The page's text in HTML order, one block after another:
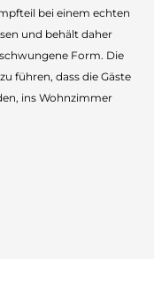
bei einem echten
und behält daher
Form. Die
führen, dass die Gäste
ins Wohnzimmer